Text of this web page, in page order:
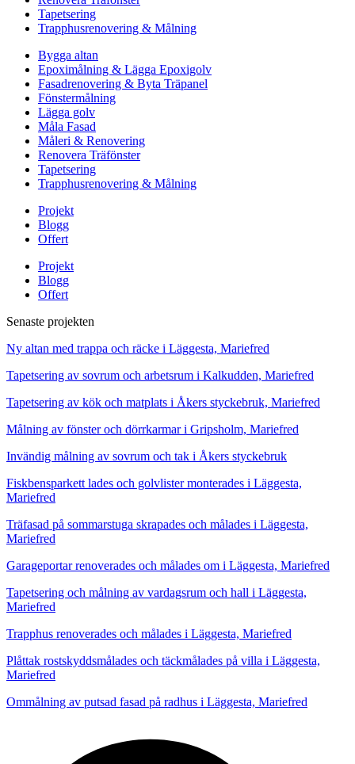
Tapetsering
Trapphusrenovering & Målning
Bygga altan
Epoximålning & Lägga Epoxigolv
Fasadrenovering & Byta Träpanel
Fönstermålning
Lägga golv
Måla Fasad
Måleri & Renovering
Renovera Träfönster
Tapetsering
Trapphusrenovering & Målning
Projekt
Blogg
Offert
Projekt
Blogg
Offert
Senaste projekten
Ny altan med trappa och räcke i Läggesta, Mariefred
Tapetsering av sovrum och arbetsrum i Kalkudden, Mariefred
Tapetsering av kök och matplats i Åkers styckebruk, Mariefred
Målning av fönster och dörrkarmar i Gripsholm, Mariefred
Invändig målning av sovrum och tak i Åkers styckebruk
Fiskbensparkett lades och golvlister monterades i Läggesta,
Mariefred
Träfasad på sommarstuga skrapades och målades i Läggesta,
Mariefred
Garageportar renoverades och målades om i Läggesta, Mariefred
Tapetsering och målning av vardagsrum och hall i Läggesta,
Mariefred
Trapphus renoverades och målades i Läggesta, Mariefred
Plåttak rostskyddsmålades och täckmålades på villa i Läggesta,
Mariefred
Ommålning av putsad fasad på radhus i Läggesta, Mariefred